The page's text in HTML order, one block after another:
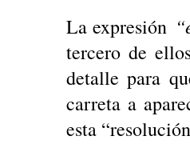
La expresión
tercero de
detalle para
carreta a
esta